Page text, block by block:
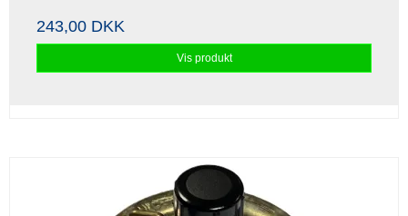
243,00 DKK
Vis produkt